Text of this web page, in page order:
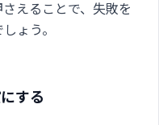
えることで、失敗を
ょう。
する